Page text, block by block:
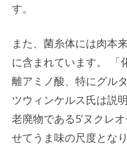
す。
また、菌糸体には肉本
に含まれています。 「
離アミノ酸、特にグル
ツウィンケルス氏は説
老廃物である5’ヌクレ
せてうま味の尺度とな